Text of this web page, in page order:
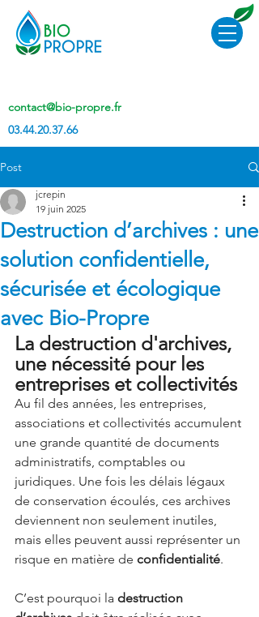
contact@bio-propre.fr
03.44.20.37.66
Post
Destruction d’archives : une
solution confidentielle,
sécurisée et écologique
avec Bio-Propre
jcrepin
19 juin 2025
La destruction d'archives,
une nécessité pour les
entreprises et collectivités
Au fil des années, les entreprises,
associations et collectivités accumulent
une grande quantité de documents
administratifs, comptables ou
juridiques. Une fois les délais légaux
de conservation écoulés, ces archives
deviennent non seulement inutiles,
mais elles peuvent aussi représenter un
risque en matière de confidentialité.
C’est pourquoi la destruction